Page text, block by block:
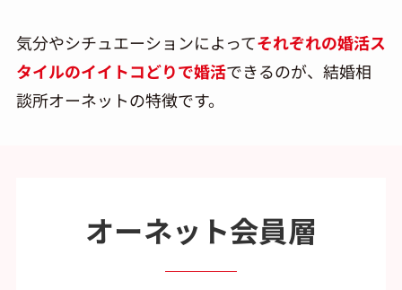
気分やシチュエーションによってそれぞれの婚活ス
タイルのイイトコどりで婚活できるのが、結婚相
談所オーネットの特徴です。
オーネット会員層